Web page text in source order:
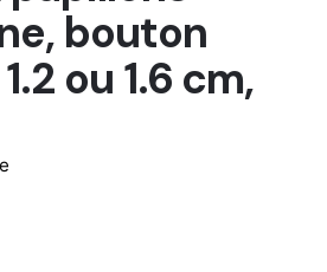
bouton
ou 1.6 cm,